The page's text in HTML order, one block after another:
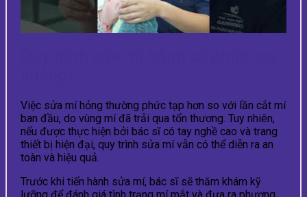
Việc sửa mí hỏng thường phức tạp hơn so với lần cắt mí
ban đầu, do vùng mí đã trải qua tổn thương. Tuy nhiên,
nếu được thực hiện bởi bác sĩ có tay nghề cao và trang
thiết bị hiện đại, quy trình sửa mí vẫn có thể diễn ra an
toàn và hiệu quả.
Trước khi tiến hành sửa mí, bác sĩ sẽ thăm khám kỹ